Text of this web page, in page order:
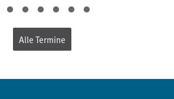
Alle Termine